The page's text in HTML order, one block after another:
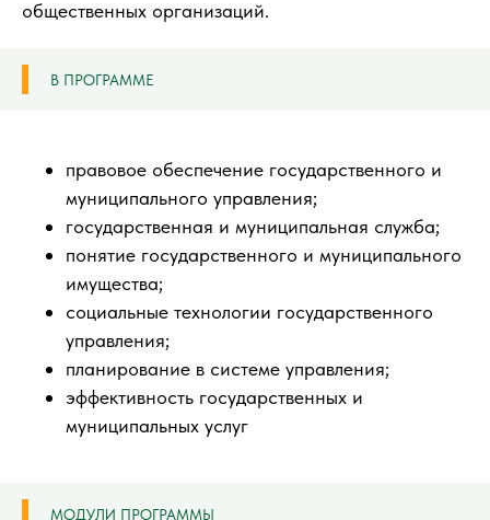
общественных организаций.
В ПРОГРАММЕ
правовое обеспечение государственного и
муниципального управления;
государственная и муниципальная служба;
понятие государственного и муниципального
имущества;
социальные технологии государственного
управления;
планирование в системе управления;
эффективность государственных и
муниципальных услуг
МОДУЛИ ПРОГРАММЫ